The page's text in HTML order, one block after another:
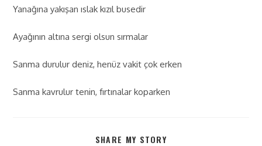
Yanağına yakışan ıslak kızıl busedir
Ayağının altına sergi olsun sırmalar
Sanma durulur deniz, henüz vakit çok erken
Sanma kavrulur tenin, fırtınalar koparken
SHARE MY STORY